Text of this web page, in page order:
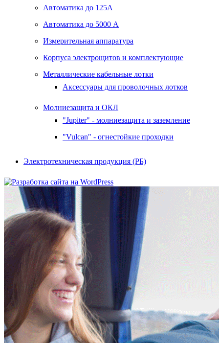
Автоматика до 125А
Автоматика до 5000 А
Измерительная аппаратура
Корпуса электрощитов и комплектующие
Металлические кабельные лотки
Аксессуары для проволочных лотков
Молниезащита и ОКЛ
"Jupiter" - молниезащита и заземление
"Vulcan" - огнестойкие проходки
Электротехническая продукция (РБ)